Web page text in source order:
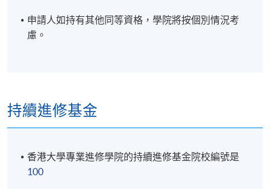
- 僱員補償條例
- 時間管理和電子郵件的使用技巧
- 辦公室商業科技趨勢
- 利用機器學習提升工作效率 (例如: ChatGPT)
申請人如持有其他同等資格，學院將按個別情況考
慮。
持續進修基金
香港大學專業進修學院的持續進修基金院校編號是
100